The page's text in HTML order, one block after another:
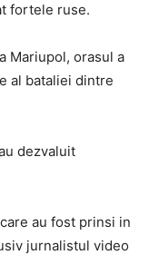
fortele ruse.
Mariupol, orasul a
al bataliei dintre
dezvaluit
au fost prinsi in
jurnalistul video